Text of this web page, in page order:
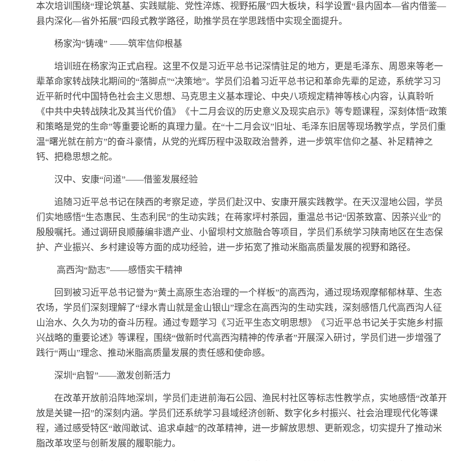
本次培训围绕“理论筑基、实践赋能、党性淬炼、视野拓展”四大板块，科学设置“县内固本—省内借鉴—
县内深化—省外拓展”四段式教学路径，助推学员在学思践悟中实现全面提升。
杨家沟“铸魂” ——筑牢信仰根基
培训班在杨家沟正式启程。这里不仅是习近平总书记深情驻足的地方，更是毛泽东、周恩来等老一
辈革命家转战陕北期间的“落脚点”“决策地”。学员们沿着习近平总书记和革命先辈的足迹，系统学习习
近平新时代中国特色社会主义思想、马克思主义基本理论、中央八项规定精神等核心内容，认真聆听
《中共中央转战陕北及其当代价值》《十二月会议的历史意义及现实启示》等专题课程，深刻体悟“政策
和策略是党的生命”等重要论断的真理力量。在“十二月会议”旧址、毛泽东旧居等现场教学点，学员们重
温“曙光就在前方”的奋斗豪情，从党的光辉历程中汲取政治营养，进一步筑牢信仰之基、补足精神之
钙、把稳思想之舵。
汉中、安康“问道”——借鉴发展经验
追随习近平总书记在陕西的考察足迹，学员们赴汉中、安康开展实践教学。在天汉湿地公园，学员
们实地感悟“生态惠民、生态利民”的生动实践；在蒋家坪村茶园，重温总书记“因茶致富、因茶兴业”的
殷殷嘱托。通过调研良顺藤编非遗产业、小留坝村文旅融合等项目，学员们系统学习陕南地区在生态保
护、产业振兴、乡村建设等方面的成功经验，进一步拓宽了推动米脂高质量发展的视野和路径。
高西沟“励志”——感悟实干精神
回到被习近平总书记誉为“黄土高原生态治理的一个样板”的高西沟，通过现场观摩郁郁林草、生态
农场，学员们深刻理解了“绿水青山就是金山银山”理念在高西沟的生动实践，深刻感悟几代高西沟人征
山治水、久久为功的奋斗历程。通过专题学习《习近平生态文明思想》《习近平总书记关于实施乡村振
兴战略的重要论述》等课程，围绕“做新时代高西沟精神的传承者”开展深入研讨，学员们进一步增强了
践行“两山”理念、推动米脂高质量发展的责任感和使命感。
深圳“启智”——激发创新活力
在改革开放前沿阵地深圳，学员们走进前海石公园、渔民村社区等标志性教学点，实地感悟“改革开
放是关键一招”的深刻内涵。学员们还系统学习县域经济创新、数字化乡村振兴、社会治理现代化等课
程，通过感受特区“敢闯敢试、追求卓越”的改革精神，进一步解放思想、更新观念，切实提升了推动米
脂改革攻坚与创新发展的履职能力。